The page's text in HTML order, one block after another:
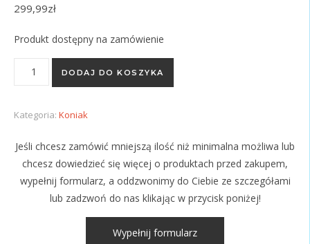
299,99zł
Produkt dostępny na zamówienie
ilość KONIAK MARTELL BLUE SWIFT 40% 700ML
DODAJ DO KOSZYKA
Kategoria: Koniak
Jeśli chcesz zamówić mniejszą ilość niż minimalna możliwa lub
chcesz dowiedzieć się więcej o produktach przed zakupem,
wypełnij formularz, a oddzwonimy do Ciebie ze szczegółami
lub zadzwoń do nas klikając w przycisk poniżej!
Wypełnij formularz